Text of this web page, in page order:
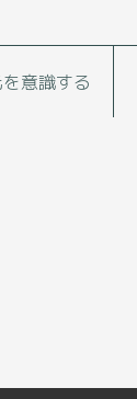
意識する